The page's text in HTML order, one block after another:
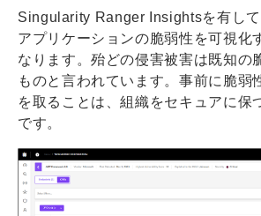
Singularity Ranger Insightsを有して
アプリケーションの脆弱性を可視化
なります。殆どの侵害被害は既知の
ものと言われています。事前に脆弱
を取ることは、組織をセキュアに保
です。